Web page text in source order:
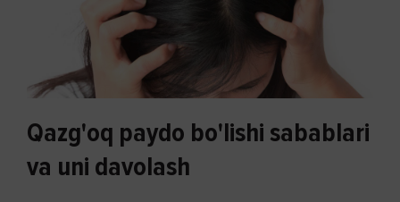
Qazg'oq paydo bo'lishi sabablari
va uni davolash